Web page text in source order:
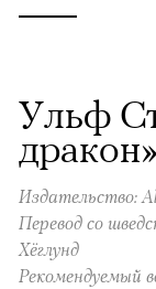
Ульф
дракон»
Издательство:
Перевод со
Хёглунд
Рекомендуемый